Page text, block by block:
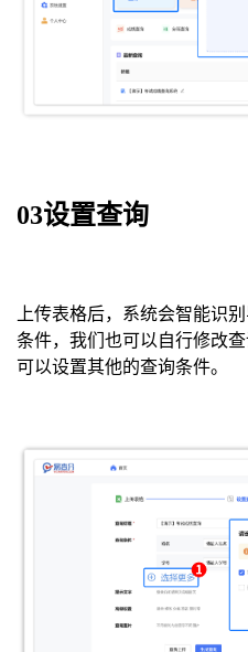
03设置查询
上传表格后，系统会智能识
条件，我们也可以自行修改
可以设置其他的查询条件。